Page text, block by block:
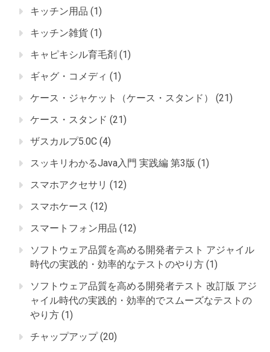
キッチン用品 (1)
キッチン雑貨 (1)
キャピキシル育毛剤 (1)
ギャグ・コメディ (1)
ケース・ジャケット（ケース・スタンド）
(21)
ケース・スタンド (21)
ザスカルプ5.0C (4)
スッキリわかるJava入門 実践編 第3版 (1)
スマホアクセサリ (12)
スマホケース (12)
スマートフォン用品 (12)
ソフトウェア品質を高める開発者テスト アジャイル
時代の実践的・効率的なテストのやり方 (1)
ソフトウェア品質を高める開発者テスト 改訂版 アジ
ャイル時代の実践的・効率的でスムーズなテストの
やり方 (1)
チャップアップ(20)